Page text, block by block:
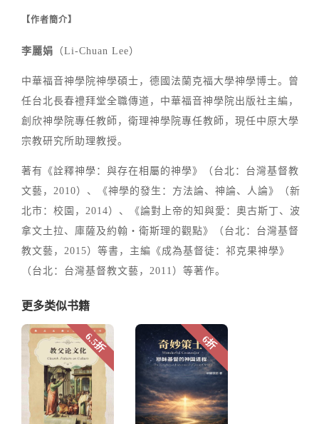
【作者簡介】
李麗娟 （Li-Chuan Lee）
中華福音神學院神學碩士，德國法蘭克福大學神學博士。曾
任台北長春禮拜堂全職傳道，中華福音神學院出版社主編，
創欣神學院專任教師，衛理神學院專任教師，現任中原大學
宗教研究所助理教授。
著有《詮釋神學：與存在相屬的神學》（台北：台灣基督教
文藝，2010）、《神學的發生：方法論、神論、人論》（新
北市：校園，2014）、《論對上帝的知與愛：奧古斯丁、波
拿文土拉、庫薩及約翰‧衛斯理的觀點》（台北：台灣基督
教文藝，2015）等書，主編《成為基督徒：祁克果神學》
（台北：台灣基督教文藝，2011）等著作。
更多类似书籍